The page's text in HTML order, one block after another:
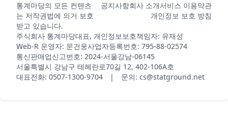
통계마당의 모든 컨텐츠
는 저작권법에 의거 보호
받고 있습니다.
공지사항회사 소개서비스 이용약관
개인정보 보호 방침
주식회사 통계마당대표, 개인정보보호책임자: 유재성
Web-R 운영자: 문건웅사업자등록번호: 795-88-02574
통신판매업신고번호: 2024-서울강남-06145
서울특별시 강남구 테헤란로70길 12, 402-106A호
대표전화: 0507-1300-9704 | 문의: cs@statground.net